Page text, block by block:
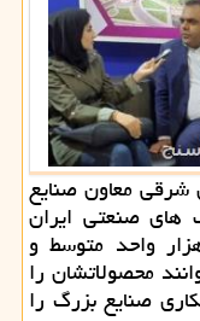
شرقی معاون صنایع
صنعتی ایران
داشت: در مجموع حدود 80 هزار واحد متوسط و
محصولاتشان را
صنایع بزرگ را